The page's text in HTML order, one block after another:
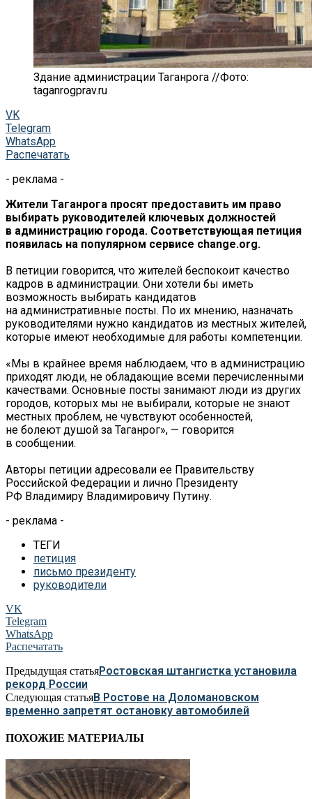
Здание администрации Таганрога //Фото:
taganrogprav.ru
VK
Telegram
WhatsApp
Распечатать
- реклама -
Жители Таганрога просят предоставить им право
выбирать руководителей ключевых должностей
в администрацию города. Соответствующая петиция
появилась на популярном сервисе change.org.
В петиции говорится, что жителей беспокоит качество
кадров в администрации. Они хотели бы иметь
возможность выбирать кандидатов
на административные посты. По их мнению, назначать
руководителями нужно кандидатов из местных жителей,
которые имеют необходимые для работы компетенции.
«Мы в крайнее время наблюдаем, что в администрацию
приходят люди, не обладающие всеми перечисленными
качествами. Основные посты занимают люди из других
городов, которых мы не выбирали, которые не знают
местных проблем, не чувствуют особенностей,
не болеют душой за Таганрог», — говорится
в сообщении.
Авторы петиции адресовали ее Правительству
Российской Федерации и лично Президенту
РФ Владимиру Владимировичу Путину.
- реклама -
ТЕГИ
петиция
письмо президенту
руководители
VK
Telegram
WhatsApp
Распечатать
Предыдущая статьяРостовская штангистка установила
рекорд России
Следующая статьяВ Ростове на Доломановском
временно запретят остановку автомобилей
ПОХОЖИЕ МАТЕРИАЛЫ